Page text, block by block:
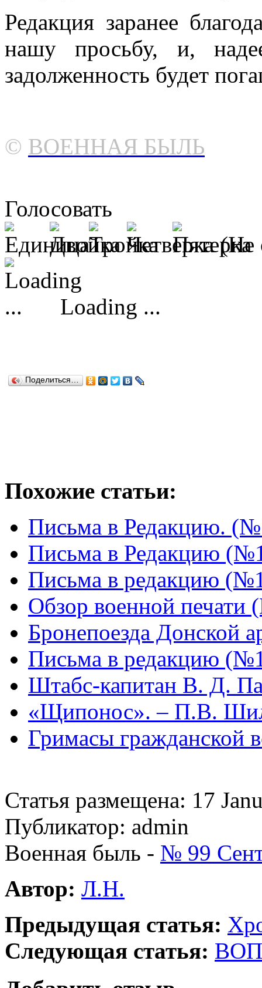
Редакция заранее
нашу просьбу, и,
задолженность будет
© ВОЕННАЯ БЫЛЬ
Голосовать
(Не
Loading ...
Поделиться…
Похожие статьи:
Письма в Редакцию.
Письма в Редакцию
Письма в редакцию
Обзор военной печати
Бронепоезда Донской
Письма в редакцию
Штабс-капитан В. Д.
«Щипонос». – П.В.
Гримасы гражданской
Статья размещена: 17
Публикатор: admin
Военная быль - № 99
Автор: Л.Н.
Предыдущая статья:
Следующая статья: